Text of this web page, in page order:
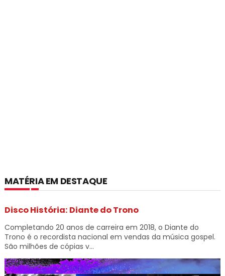
MATÉRIA EM DESTAQUE
Disco História: Diante do Trono
Completando 20 anos de carreira em 2018, o Diante do
Trono é o recordista nacional em vendas da música gospel.
São milhões de cópias v...